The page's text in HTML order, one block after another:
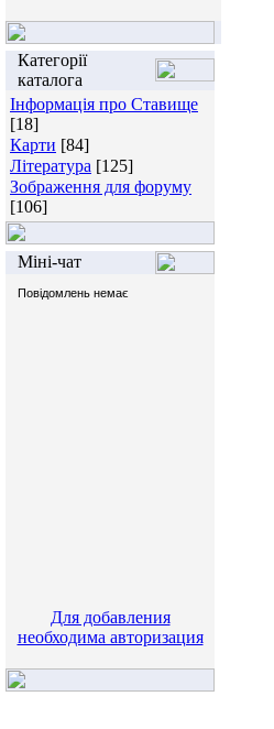
Категорії
каталога
Інформація про Ставище
[18]
Карти [84]
Література [125]
Зображення для форуму
[106]
Міні-чат
Для добавления
необходима авторизация